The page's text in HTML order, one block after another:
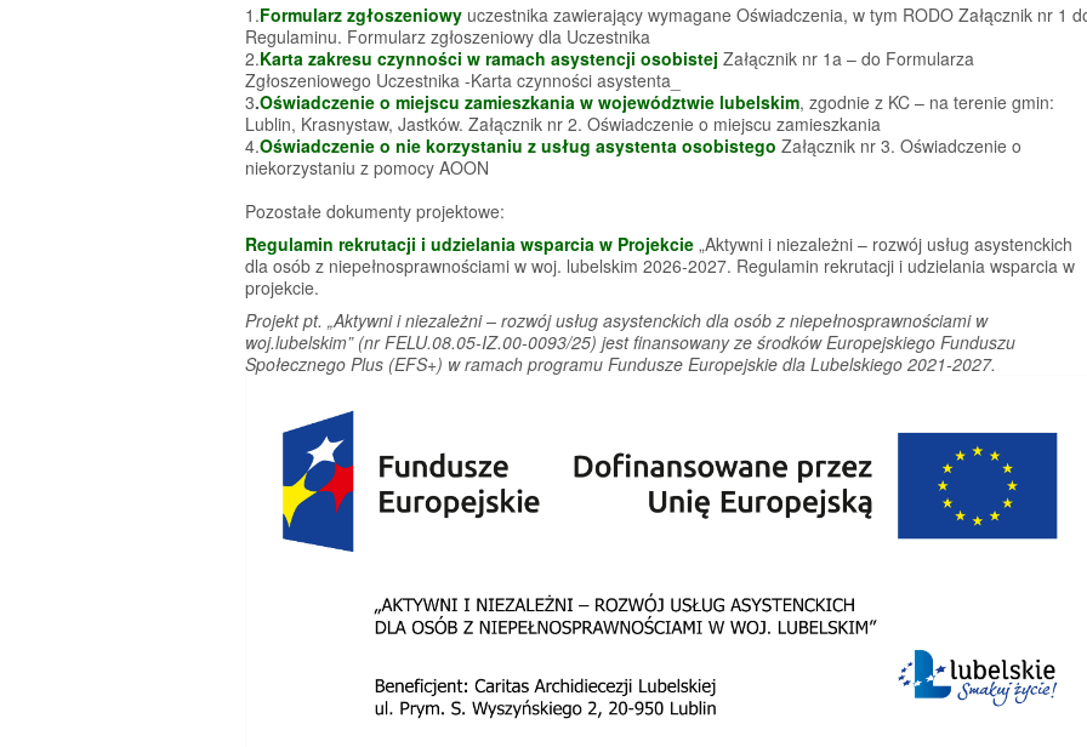
1.Formularz zgłoszeniowy uczestnika zawierający wymagane Oświadczenia, w tym RODO Załącznik nr 1
Regulaminu. Formularz zgłoszeniowy dla Uczestnika
2.Karta zakresu czynności w ramach asystencji osobistej Załącznik nr 1a – do Formularza
Zgłoszeniowego Uczestnika -Karta czynności asystenta_
3.Oświadczenie o miejscu zamieszkania w województwie lubelskim, zgodnie z KC – na terenie gmin:
Lublin, Krasnystaw, Jastków. Załącznik nr 2. Oświadczenie o miejscu zamieszkania
4.Oświadczenie o nie korzystaniu z usług asystenta osobistego Załącznik nr 3. Oświadczenie o
niekorzystaniu z pomocy AOON
Pozostałe dokumenty projektowe:
Regulamin rekrutacji i udzielania wsparcia w Projekcie „Aktywni i niezależni – rozwój usług asystenckich
dla osób z niepełnosprawnościami w woj. lubelskim 2026-2027. Regulamin rekrutacji i udzielania wsparcia w
projekcie.
Projekt pt. „Aktywni i niezależni – rozwój usług asystenckich dla osób z niepełnosprawnościami w
woj.lubelskim” (nr FELU.08.05-IZ.00-0093/25) jest finansowany ze środków Europejskiego Funduszu
Społecznego Plus (EFS+) w ramach programu Fundusze Europejskie dla Lubelskiego 2021-2027.